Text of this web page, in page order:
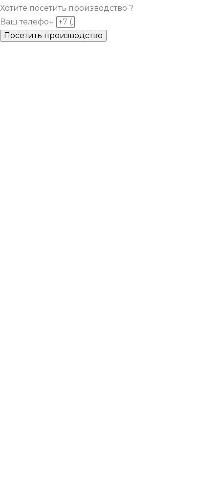
Хотите посетить производство ?
Ваш телефон
Посетить производство